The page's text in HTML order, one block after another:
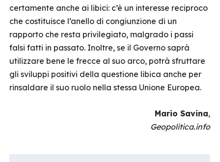
certamente anche ai libici: c’è un interesse reciproco
che costituisce l’anello di congiunzione di un
rapporto che resta privilegiato, malgrado i passi
falsi fatti in passato. Inoltre, se il Governo saprà
utilizzare bene le frecce al suo arco, potrà sfruttare
gli sviluppi positivi della questione libica anche per
rinsaldare il suo ruolo nella stessa Unione Europea.
Mario Savina,
Geopolitica.info